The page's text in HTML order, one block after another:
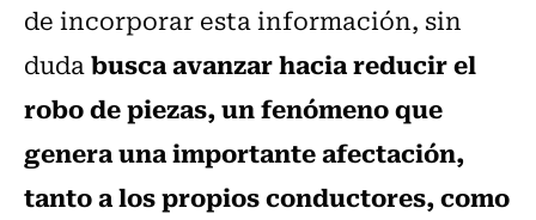
de incorporar esta información, sin
dudabusca avanzar hacia reducir el
robo de piezas, un fenómeno que
genera una importante afectación,
tanto a los propios conductores, como